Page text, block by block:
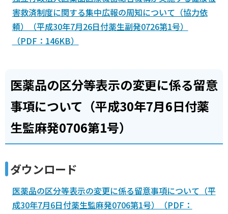
害救済制度に関する集中広報の周知について（協力依
頼）（平成30年7月26日付薬生副発0726第1号）
（PDF：146KB）
医薬品の区分等表示の変更に係る留意
事項について（平成30年7月6日付薬
生監麻発0706第1号）
ダウンロード
医薬品の区分等表示の変更に係る留意事項について（平
成30年7月6日付薬生監麻発0706第1号）（PDF：